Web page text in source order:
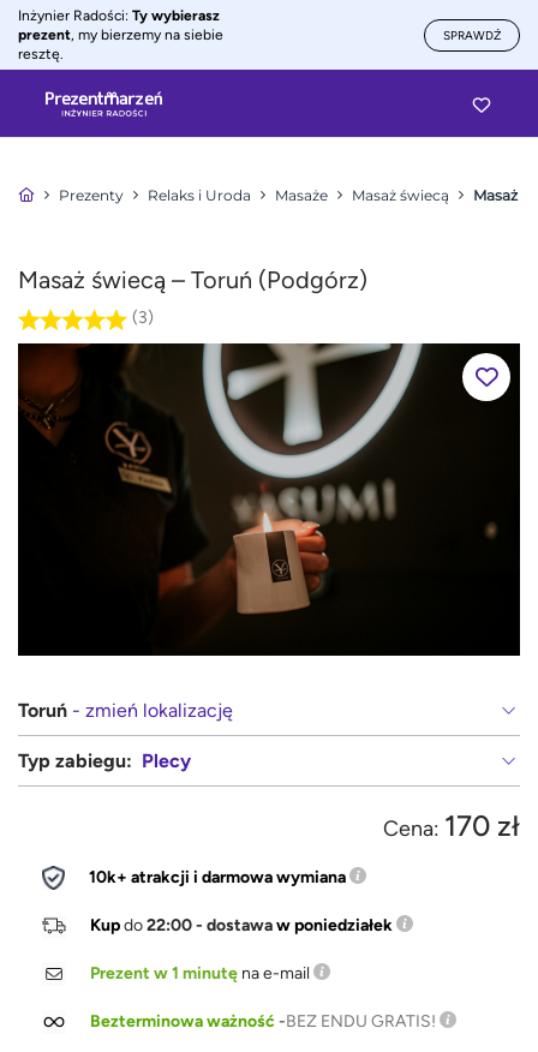
Inżynier Radości: Ty wybierasz
prezent, my bierzemy na siebie
resztę.
SPRAWDŹ
Prezenty Relaks i Uroda Masaże Masaż świecą Masaż
Masaż świecą – Toruń (Podgórz)
(3)
Toruń - zmień lokalizację
Typ zabiegu: Plecy
Cena: 170 zł
10k+ atrakcji i darmowa wymiana
Kupdo22:00 - dostawaw poniedziałek
Prezent w 1 minutę na e-mail
Bezterminowa ważność-BEZ ENDU GRATIS!